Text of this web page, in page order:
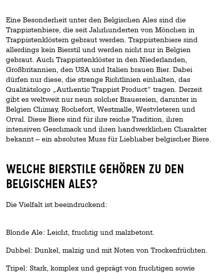
Eine Besonderheit unter den Belgischen Ales sind die
Trappistenbiere, die seit Jahrhunderten von Mönchen in
Trappistenklöstern gebraut werden. Trappistenbiere sind
allerdings kein Bierstil und werden nicht nur in Belgien
gebraut. Auch Trappistenklöster in den Niederlanden,
Großbritannien, den USA und Italien brauen Bier. Dabei
dürfen nur diese, die strenge Richtlinien einhalten, das
Qualitätslogo „Authentic Trappist Product“ tragen. Derzeit
gibt es weltweit nur neun solcher Brauereien, darunter in
Belgien Chimay, Rochefort, Westmalle, Westvleteren und
Orval. Diese Biere sind für ihre reiche Tradition, ihren
intensiven Geschmack und ihren handwerklichen Charakter
bekannt – ein absolutes Muss für Liebhaber belgischer Biere.
Welche Bierstile gehören zu den
Belgischen Ales?
Die Vielfalt ist beeindruckend:
Blonde Ale: Leicht, fruchtig und malzbetont.
Dubbel: Dunkel, malzig und mit Noten von Trockenfrüchten.
Tripel: Stark, komplex und geprägt von fruchtigen sowie